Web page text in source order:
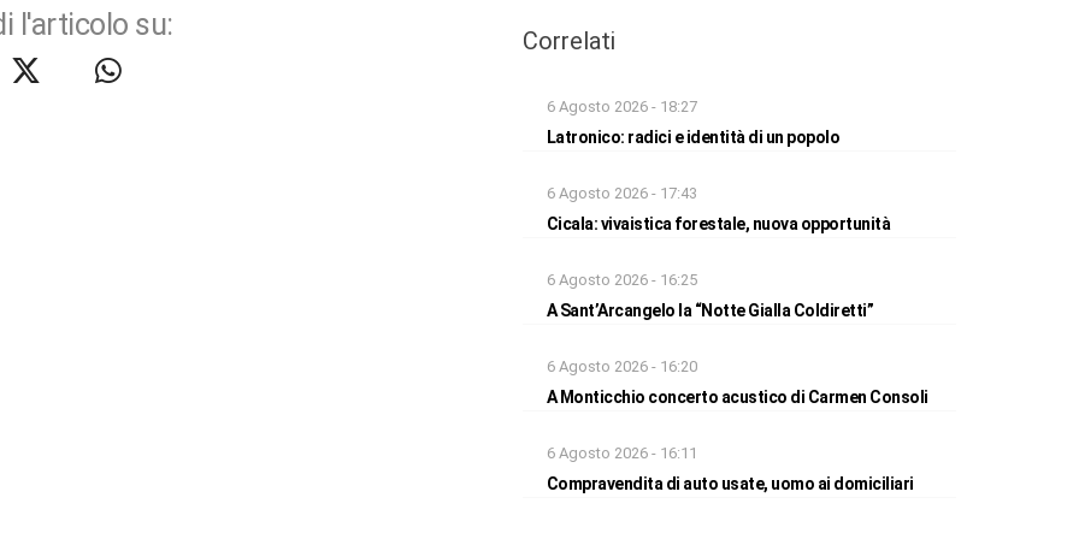
l'articolo su: Correlati
6 Agosto 2026 - 18:27
Latronico: radici e identità di un popolo
6 Agosto 2026 - 17:43
Cicala: vivaistica forestale, nuova opportunità
6 Agosto 2026 - 16:25
A Sant’Arcangelo la “Notte Gialla Coldiretti”
6 Agosto 2026 - 16:20
A Monticchio concerto acustico di Carmen Consoli
6 Agosto 2026 - 16:11
Compravendita di auto usate, uomo ai domiciliari